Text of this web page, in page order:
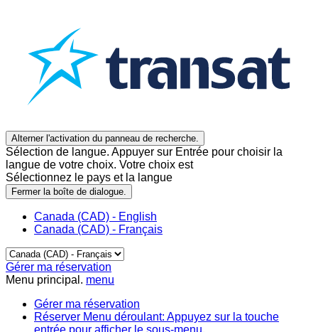
Alterner l'activation du panneau de recherche.
Sélection de langue. Appuyer sur Entrée pour choisir la
langue de votre choix. Votre choix est
Sélectionnez le pays et la langue
Fermer la boîte de dialogue.
Canada (CAD) - English
Canada (CAD) - Français
Gérer ma réservation
Menu principal. menu
Gérer ma réservation
Réserver Menu déroulant: Appuyez sur la touche